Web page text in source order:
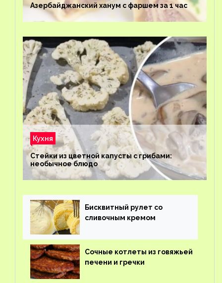
Азербайджанский ханум с фаршем за 1 час
Кухня
Стейки из цветной капусты с грибами:
необычное блюдо
Бисквитный рулет со
сливочным кремом
Сочные котлеты из говяжьей
печени и гречки